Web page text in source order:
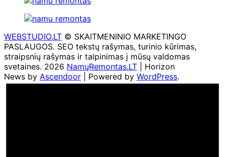
WEBSTUDIO.LT © SKAITMENINIO MARKETINGO
PASLAUGOS. SEO tekstų rašymas, turinio kūrimas,
straipsnių rašymas ir talpinimas į mūsų valdomas
svetaines. 2026 NamųRemontas.LT | Horizon
News by Ascendoor | Powered by WordPress.